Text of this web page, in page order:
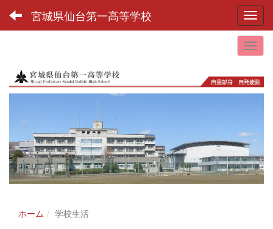
宮城県仙台第一高等学校
ホーム
学校生活